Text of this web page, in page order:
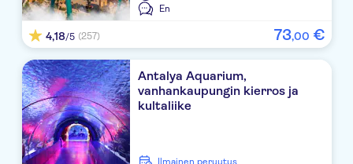
Catamaran Quality Times
Crystal Aura Beach Resort & Spa
Kilikya Palace Goynuk
Double Tree Hotel By Hilton
Kemer Holiday Club
En
4,18/5 (257) 73,00 €
Antalya Aquarium,
vanhankaupungin kierros ja
kultaliike